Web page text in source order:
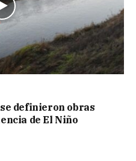
definieron obras
de El Niño